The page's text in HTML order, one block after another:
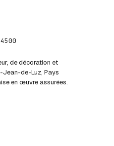
de décoration et
de-Luz, Pays
en œuvre assurées.